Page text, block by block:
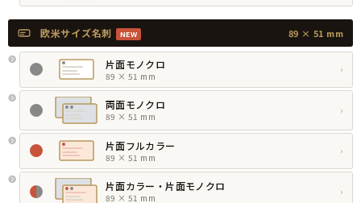
欧米サイズ名刺 NEW 89 × 51 mm
片面モノクロ
89 × 51 mm
›
両面モノクロ
89 × 51 mm
›
片面フルカラー
89 × 51 mm
›
片面カラー・片面モノクロ
89 × 51 mm
›